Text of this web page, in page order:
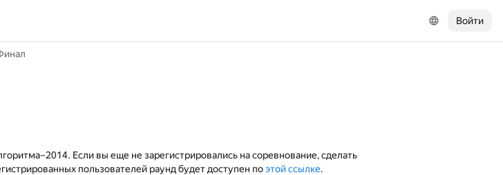
Войти
Если вы еще не зарегистрировались на соревнование, сделать
пользователей раунд будет доступен поэтой ссылке.